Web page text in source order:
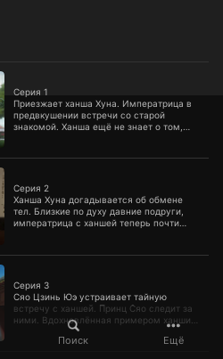
Поиск Ещё
Серия 1
Приезжает ханша Хуна. Императрица в
предвкушении встречи со старой
знакомой. Ханша ещё не знает о том,
Серия 2
Ханша Хуна догадывается об обмене
тел. Близкие по духу давние подруги,
императрица с ханшей теперь почти
которая ещё не знает о возвращении
императрицы
Серия 3
Сяо Цзинь Юэ устраивает тайную
встречу с ханшей. Принц Сяо следит за
ними. Вдохновлённая примером ханши и
увидевшая физическую слабость
обитательниц гарема, императрица